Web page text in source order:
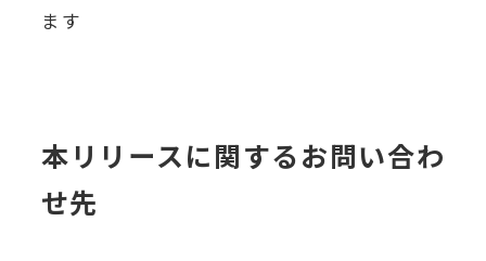
ます
本リリースに関するお問い合わ
せ先